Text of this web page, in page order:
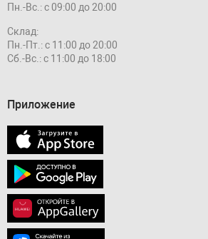
Пн.-Вс.: с 09:00 до 20:00
Склад:
Пн.-Пт.: с 11:00 до 20:00
Сб.-Вс.: с 11:00 до 18:00
Приложение